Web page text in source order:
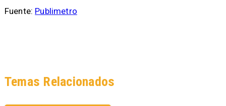
Fuente: Publimetro
Temas Relacionados